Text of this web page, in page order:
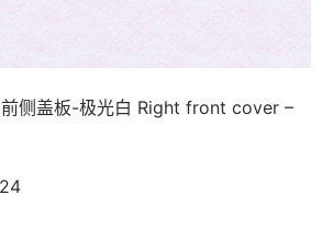
侧盖板-极光白 Right front cover –